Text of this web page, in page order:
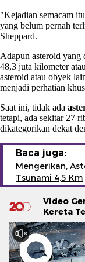
"Kejadian semacam
yang belum pernah
Sheppard.
Adapun asteroid
48,3 juta kilometer
asteroid atau obyek
menjadi perhatian
Saat ini, tidak ada
tetapi, ada sekitar 27
dikategorikan dekat
Baca juga:
Mengerikan,
Tsunami 4,5 Km
Video
Kereta